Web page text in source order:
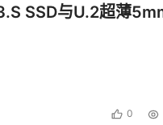
SSD与U.2超薄
0